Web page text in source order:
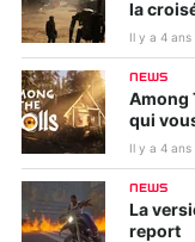
la
Il y a 4 ans
NEWS
Among
qui
Il y a 4 ans
NEWS
La
report